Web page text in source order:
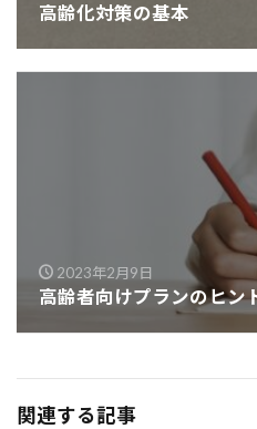
高齢化対策の基本
2023年2月9日
高齢者向けプランのヒン
関連する記事